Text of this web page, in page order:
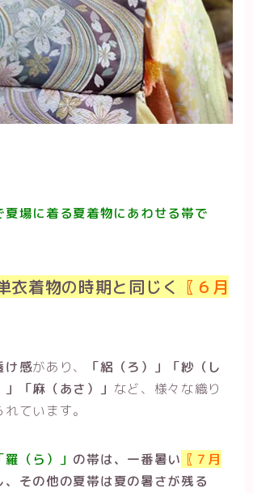
夏場に着る夏着物にあわせる帯で
衣着物の時期と同じく 〖６月
け感があり、
「絽（ろ）」「紗（し
「麻（あさ）」 など、様々な織り
ています。
羅（ら）」 の帯は、一番暑い 〖７月
、その他の夏帯は夏の暑さが残る